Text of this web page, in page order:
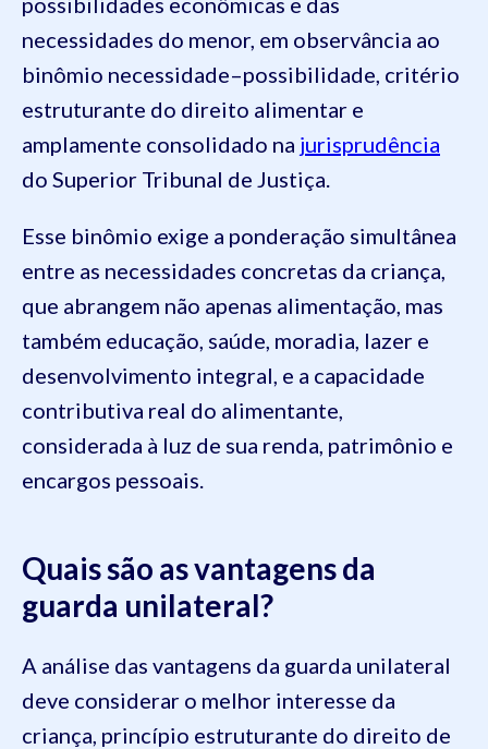
necessidades do menor, em observância ao
binômio necessidade–possibilidade, critério
estruturante do direito alimentar e
amplamente consolidado na jurisprudência
do Superior Tribunal de Justiça.
Esse binômio exige a ponderação simultânea
entre as necessidades concretas da criança,
que abrangem não apenas alimentação, mas
também educação, saúde, moradia, lazer e
desenvolvimento integral, e a capacidade
contributiva real do alimentante,
considerada à luz de sua renda, patrimônio e
encargos pessoais.
Quais são as vantagens da
guarda unilateral?
A análise das vantagens da guarda unilateral
deve considerar o melhor interesse da
criança, princípio estruturante do direito de